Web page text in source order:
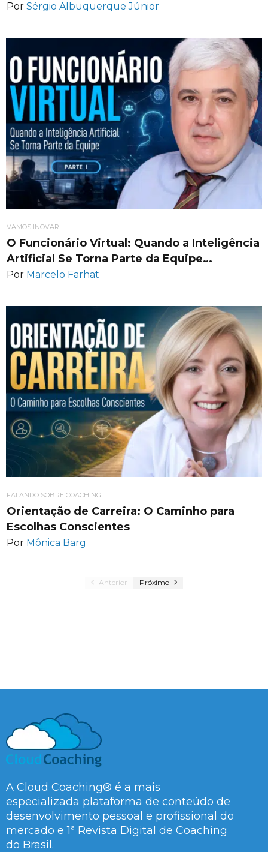
Por Sérgio Albuquerque Júnior
VAMOS INOVAR!
O Funcionário Virtual: Quando a Inteligência
Artificial Se Torna Parte da Equipe…
Por Marcelo Farhat
FALANDO SOBRE COACHING
Orientação de Carreira: O Caminho para
Escolhas Conscientes
Por Mônica Barg
Anterior Próximo
A Cloud Coaching® é a mais
especializada plataforma de conteúdo de
desenvolvimento pessoal e profissional do
mercado e 1ª Revista Digital de Coaching
do Brasil.